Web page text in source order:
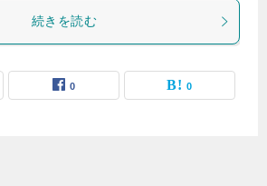
続きを読む
0 0